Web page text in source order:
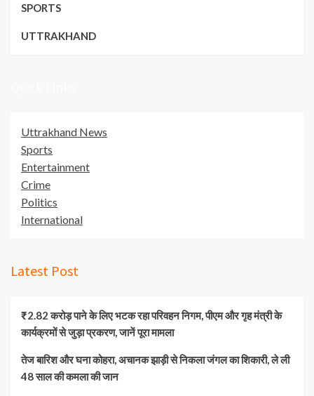
SPORTS
UTTRAKHAND
Uttrakhand News
Sports
Entertainment
Crime
Politics
International
Latest Post
₹2.82 करोड़ पाने के लिए भटक रहा परिवहन निगम, पीएम और गृह मंत्री के
कार्यक्रमों से जुड़ा प्रकरण, जानें पूरा मामला
तेज बारिश और घना कोहरा, अचानक झाड़ी से निकला जंगल का शिकारी, ले ली
48 साल की कमला की जान